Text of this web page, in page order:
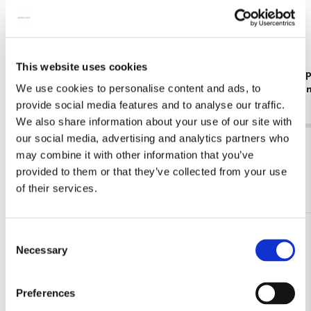
This website uses cookies
We use cookies to personalise content and ads, to
provide social media features and to analyse our traffic.
We also share information about your use of our site with
our social media, advertising and analytics partners who
may combine it with other information that you’ve
provided to them or that they’ve collected from your use
of their services.
Selection
Necessary
Preferences
Servetten: Interieur, Leo Gestel, Singer Laren
€ 3,99
Dongen,
€ 9,99
Bekijk alles van Singer, Laren
Meer van Willem Steelink jr.
Toevoegen